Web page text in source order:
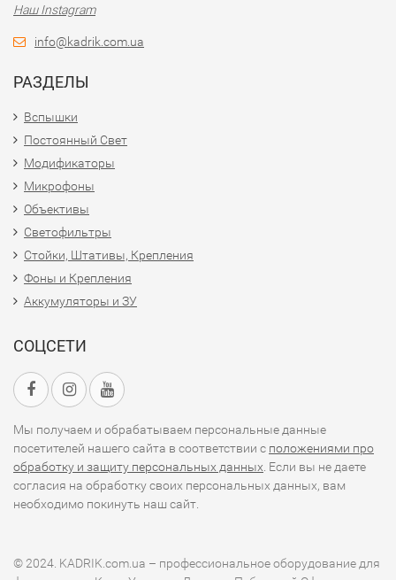
Наш Instagram
info@kadrik.com.ua
РАЗДЕЛЫ
Вспышки
Постоянный Свет
Модификаторы
Микрофоны
Объективы
Светофильтры
Стойки, Штативы, Крепления
Фоны и Крепления
Аккумуляторы и ЗУ
СОЦСЕТИ
Мы получаем и обрабатываем персональные данные
посетителей нашего сайта в соответствии с положениями про
обработку и защиту персональных данных . Если вы не даете
согласия на обработку своих персональных данных, вам
необходимо покинуть наш сайт.
© 2024. KADRIK.com.ua – профессиональное оборудование для